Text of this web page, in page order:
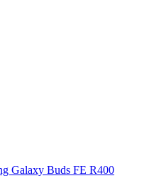
Galaxy Buds FE R400